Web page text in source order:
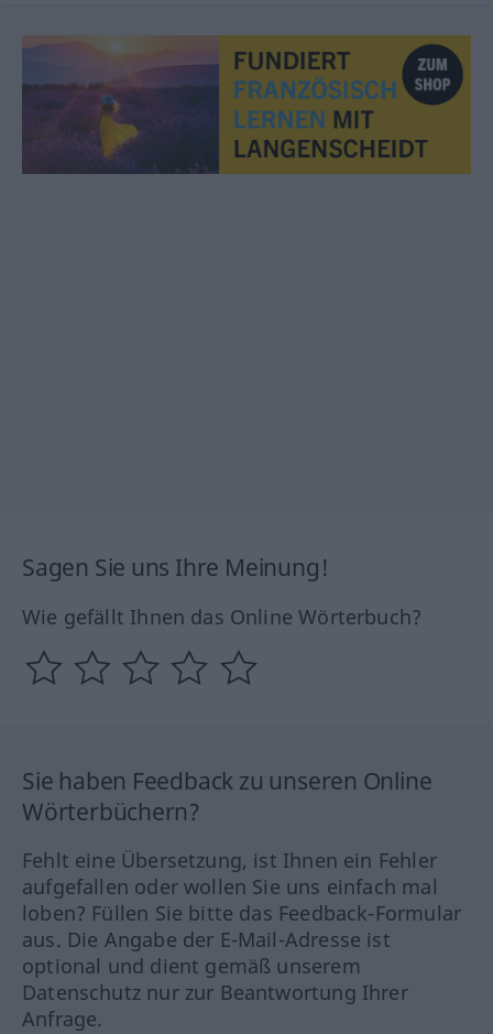
Sagen Sie uns Ihre Meinung!
Wie gefällt Ihnen das Online Wörterbuch?
Sie haben Feedback zu unseren Online
Wörterbüchern?
Fehlt eine Übersetzung, ist Ihnen ein Fehler
aufgefallen oder wollen Sie uns einfach mal
loben? Füllen Sie bitte das Feedback-Formular
aus. Die Angabe der E-Mail-Adresse ist
optional und dient gemäß unserem
Datenschutz nur zur Beantwortung Ihrer
Anfrage.